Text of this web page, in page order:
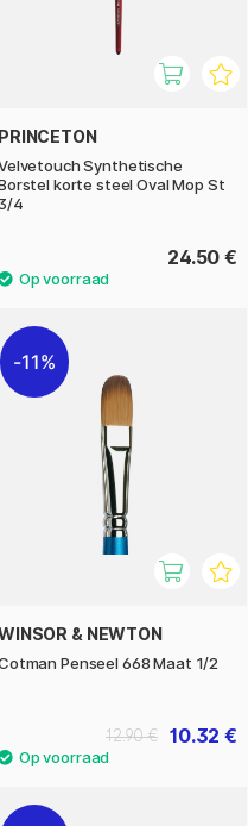
PRINCETON
Synthetische
korte steel Oval Mop St
4
24.50 €
11%
& NEWTON
Penseel 668 Maat 1/2
10.32 €
12.90 €